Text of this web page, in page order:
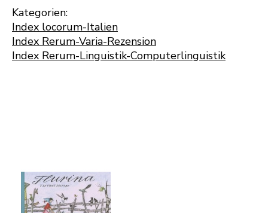
Kategorien:
Index locorum-Italien
Index Rerum-Varia-Rezension
Index Rerum-Linguistik-Computerlinguistik